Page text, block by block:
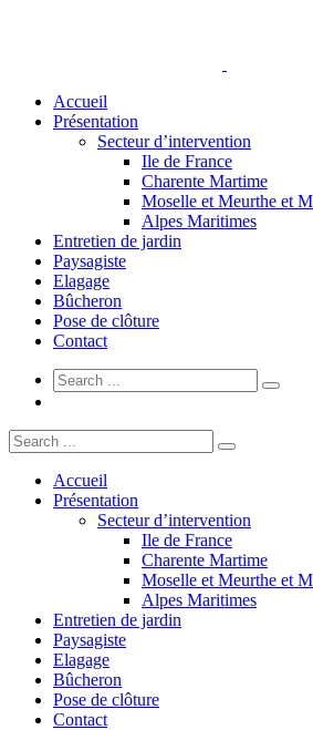
Accueil
Présentation
Secteur d’intervention
Ile de France
Charente Martime
Moselle et Meurthe et
Alpes Maritimes
Entretien de jardin
Paysagiste
Elagage
Bûcheron
Pose de clôture
Contact
Accueil
Présentation
Secteur d’intervention
Ile de France
Charente Martime
Moselle et Meurthe et
Alpes Maritimes
Entretien de jardin
Paysagiste
Elagage
Bûcheron
Pose de clôture
Contact